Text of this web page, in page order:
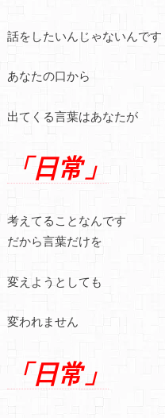
話をしたいんじゃないんです
あなたの口から
出てくる言葉はあなたが
「日常」
考えてることなんです
だから言葉だけを
変えようとしても
変われません
「日常」